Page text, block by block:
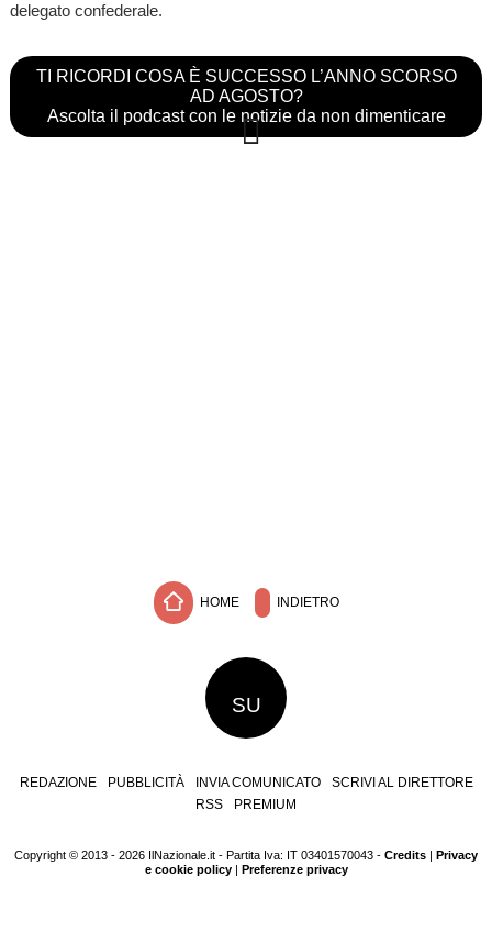
delegato confederale.
TI RICORDI COSA È SUCCESSO L’ANNO SCORSO
AD AGOSTO?
Ascolta il podcast con le notizie da non dimenticare
HOME INDIETRO
SU
REDAZIONE PUBBLICITÀ INVIA COMUNICATO
SCRIVI AL DIRETTORE
RSS
PREMIUM
Copyright © 2013 - 2026 IlNazionale.it - Partita Iva: IT 03401570043 - Credits
Privacy
e cookie policy| Preferenze privacy